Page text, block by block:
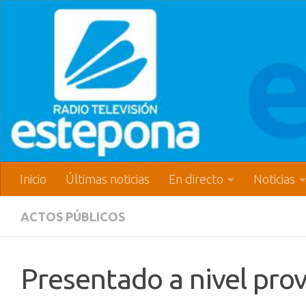
Inicio Últimas noticias En directo Noticias
ACTOS PÚBLICOS
Presentado a nivel